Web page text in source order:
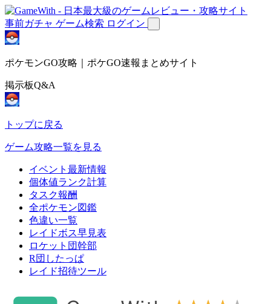
事前ガチャ ゲーム検索 ログイン
ポケモンGO攻略｜ポケGO速報まとめサイト
掲示板Q&A
トップに戻る
ゲーム攻略一覧を見る
イベント最新情報
個体値ランク計算
タスク報酬
全ポケモン図鑑
色違い一覧
レイドボス早見表
ロケット団幹部
R団したっぱ
レイド招待ツール